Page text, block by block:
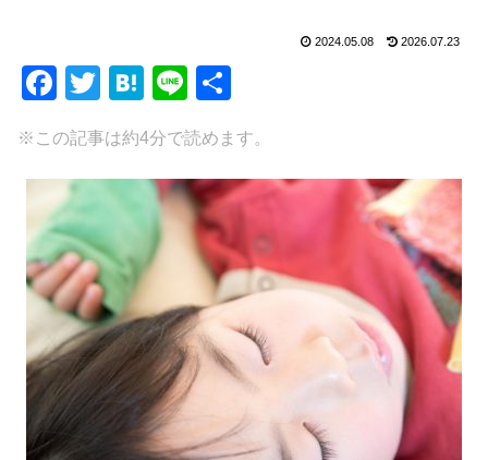
2024.05.08 2026.07.23
F
c
e
b
o
o
k
T
tt
er
H
e
n
a
Li
e
※この記事は約4分で読めます。